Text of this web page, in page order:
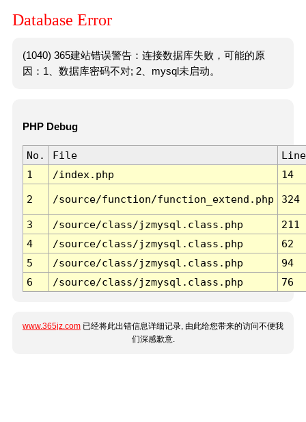
Database Error
(1040) 365建站错误警告：连接数据库失败，可能的原
因：1、数据库密码不对; 2、mysql未启动。
PHP Debug
No. File
Line
1
/index.php 14
2 /source/function/function_extend.php 324
3 /source/class/jzmysql.class.php
211
4
/source/class/jzmysql.class.php
62
5
/source/class/jzmysql.class.php
94
6
/source/class/jzmysql.class.php 76
www.365jz.com 已经将此出错信息详细记录, 由此给您带来的访问不便我
们深感歉意.